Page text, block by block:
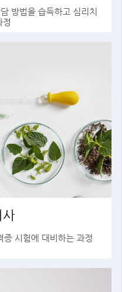
방법을 습득하고 심리치
정
사
증 시험에 대비하는 과정